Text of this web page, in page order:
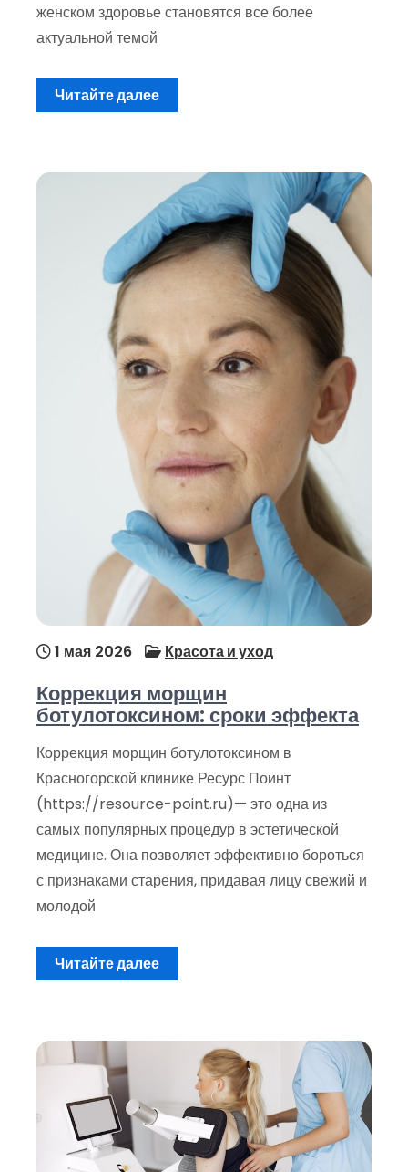
женском здоровье становятся все более
актуальной темой
Читайте далее
1 мая 2026 Красота и уход
Коррекция морщин
ботулотоксином: сроки эффекта
Коррекция морщин ботулотоксином в
Красногорской клинике Ресурс Поинт
(https://resource-point.ru)— это одна из
самых популярных процедур в эстетической
медицине. Она позволяет эффективно бороться
с признаками старения, придавая лицу свежий и
молодой
Читайте далее